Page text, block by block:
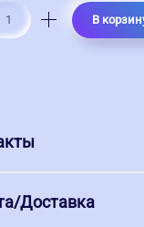
В
Доставка